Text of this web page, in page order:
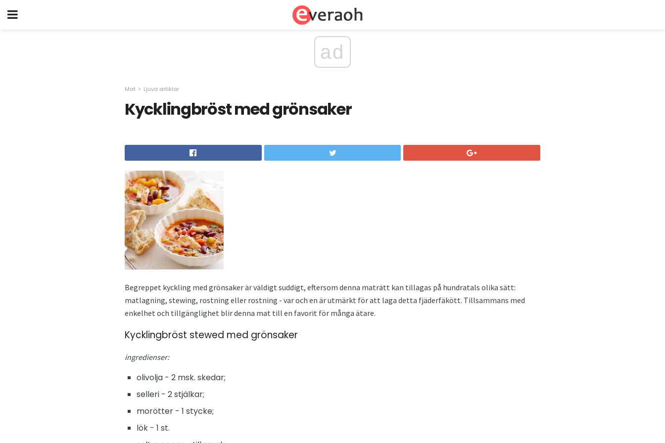
ad
Mat Ljuva artiklar
Kycklingbröst med grönsaker
Begreppet kyckling med grönsaker är väldigt suddigt, eftersom denna maträtt kan tillagas på hundratals olika sätt:
matlagning, stewing, rostning eller rostning - var och en är utmärkt för att laga detta fjäderfäkött. Tillsammans med
enkelhet och tillgänglighet blir denna mat till en favorit för många ätare.
Kycklingbröst stewed med grönsaker
ingredienser:
olivolja - 2 msk. skedar;
selleri - 2 stjälkar;
morötter - 1 stycke;
lök - 1 st.